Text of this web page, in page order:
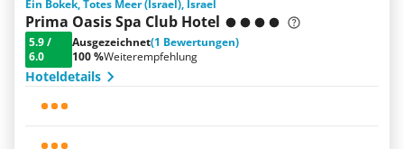
Ein Bokek, Totes Meer (Israel), Israel
Prima Oasis Spa Club Hotel
5.9/
6.0
Ausgezeichnet(1 Bewertungen)
100 %Weiterempfehlung
Hoteldetails